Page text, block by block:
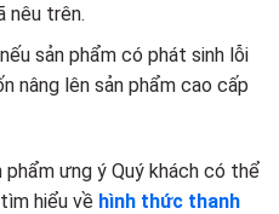
nêu trên.
sản phẩm có phát sinh lỗi
nâng lên sản phẩm cao cấp
ưng ý Quý khách có thể
hiểu về hình thức thanh